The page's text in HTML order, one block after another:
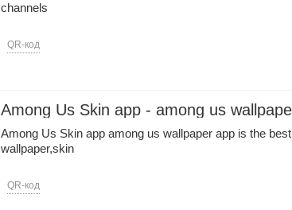
channels
QR-код
Among Us Skin app - among us
Among Us Skin app among us wallpaper app is the best
wallpaper,skin
QR-код